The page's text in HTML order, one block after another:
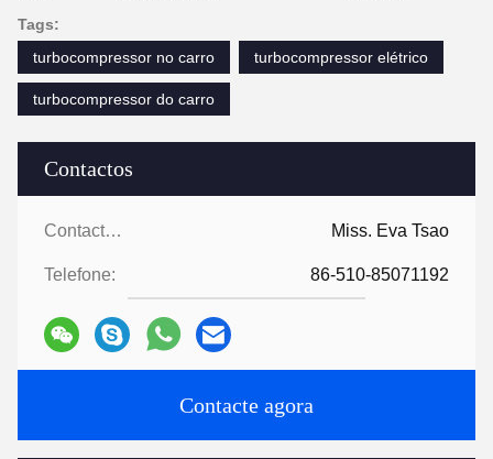
Contactos
Contactos: Miss. Eva Tsao
Telefone: 86-510-85071192
Contacte agora
Tags:
turbocompressor no carro
turbocompressor elétrico
turbocompressor do carro